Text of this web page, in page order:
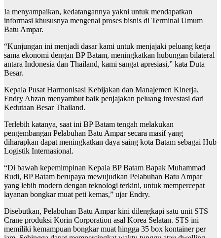
Ia menyampaikan, kedatangannya yakni untuk mendapatkan
informasi khususnya mengenai proses bisnis di Terminal Umum
Batu Ampar.
“Kunjungan ini menjadi dasar kami untuk menjajaki peluang kerja
sama ekonomi dengan BP Batam, meningkatkan hubungan bilateral
antara Indonesia dan Thailand, kami sangat apresiasi,” kata Duta
Besar.
Kepala Pusat Harmonisasi Kebijakan dan Manajemen Kinerja,
Endry Abzan menyambut baik penjajakan peluang investasi dari
Kedutaan Besar Thailand.
Terlebih katanya, saat ini BP Batam tengah melakukan
pengembangan Pelabuhan Batu Ampar secara masif yang
diharapkan dapat meningkatkan daya saing kota Batam sebagai Hub
Logistik Internasional.
“Di bawah kepemimpinan Kepala BP Batam Bapak Muhammad
Rudi, BP Batam berupaya mewujudkan Pelabuhan Batu Ampar
yang lebih modern dengan teknologi terkini, untuk mempercepat
layanan bongkar muat peti kemas,” ujar Endry.
Disebutkan, Pelabuhan Batu Ampar kini dilengkapi satu unit STS
Crane produksi Korin Corporation asal Korea Selatan. STS ini
memiliki kemampuan bongkar muat hingga 35 box kontainer per